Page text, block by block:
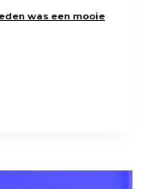
was een mooie